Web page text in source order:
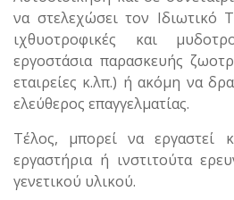
να στελεχώσει τον Ιδιωτικό
ιχθυοτροφικές και
εργοστάσια παρασκευής
εταιρείες κ.λπ.) ή ακόμη να
ελεύθερος επαγγελματίας.
Τέλος, μπορεί να εργαστεί
εργαστήρια ή ινστιτούτα
γενετικού υλικού.